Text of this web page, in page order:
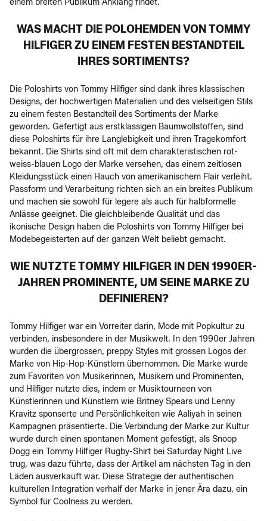
WAS MACHT DIE POLOHEMDEN VON TOMMY
HILFIGER ZU EINEM FESTEN BESTANDTEIL
IHRES SORTIMENTS?
Die Poloshirts von Tommy Hilfiger sind dank ihres klassischen
Designs, der hochwertigen Materialien und des vielseitigen Stils
zu einem festen Bestandteil des Sortiments der Marke
geworden. Gefertigt aus erstklassigen Baumwollstoffen, sind
diese Poloshirts für ihre Langlebigkeit und ihren Tragekomfort
bekannt. Die Shirts sind oft mit dem charakteristischen rot-
weiss-blauen Logo der Marke versehen, das einem zeitlosen
Kleidungsstück einen Hauch von amerikanischem Flair verleiht.
Passform und Verarbeitung richten sich an ein breites Publikum
und machen sie sowohl für legere als auch für halbformelle
Anlässe geeignet. Die gleichbleibende Qualität und das
ikonische Design haben die Poloshirts von Tommy Hilfiger bei
Modebegeisterten auf der ganzen Welt beliebt gemacht.
WIE NUTZTE TOMMY HILFIGER IN DEN 1990ER-
JAHREN PROMINENTE, UM SEINE MARKE ZU
DEFINIEREN?
Tommy Hilfiger war ein Vorreiter darin, Mode mit Popkultur zu
verbinden, insbesondere in der Musikwelt. In den 1990er Jahren
wurden die übergrossen, preppy Styles mit grossen Logos der
Marke von Hip-Hop-Künstlern übernommen. Die Marke wurde
zum Favoriten von Musikerinnen, Musikern und Prominenten,
und Hilfiger nutzte dies, indem er Musiktourneen von
Künstlerinnen und Künstlern wie Britney Spears und Lenny
Kravitz sponserte und Persönlichkeiten wie Aaliyah in seinen
Kampagnen präsentierte. Die Verbindung der Marke zur Kultur
wurde durch einen spontanen Moment gefestigt, als Snoop
Dogg ein Tommy Hilfiger Rugby-Shirt bei Saturday Night Live
trug, was dazu führte, dass der Artikel am nächsten Tag in den
Läden ausverkauft war. Diese Strategie der authentischen
kulturellen Integration verhalf der Marke in jener Ära dazu, ein
Symbol für Coolness zu werden.